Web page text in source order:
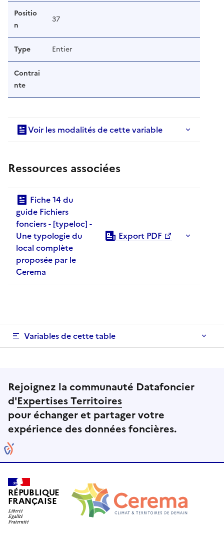
Positio
n
37
Type Entier
Contrai
nte
Voir les modalités de cette variable
Ressources associées
guide Fichiers
fonciers - [typeloc] -
Une typologie du
local complète
proposée par le
Cerema
Export PDF
Variables de cette table
Rejoignez la communauté Datafoncier
d'Expertises Territoires
pour échanger et partager votre
expérience des données foncières.
RÉPUBLIQUE
FRANÇAISE